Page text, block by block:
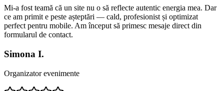
Mi-a fost teamă că un site nu o să reflecte autentic energia mea. Dar
ce am primit e peste așteptări — cald, profesionist și optimizat
perfect pentru mobile. Am început să primesc mesaje direct din
formularul de contact.
Simona I.
Organizator evenimente